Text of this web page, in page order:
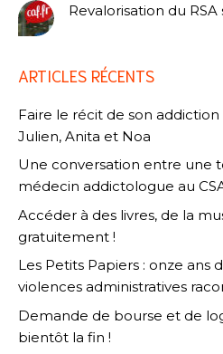
Revalorisation du RSA
ARTICLES RÉCENTS
Faire le récit de son addiction
Julien, Anita et Noa
Une conversation entre une
médecin addictologue au
Accéder à des livres, de la
gratuitement !
Les Petits Papiers : onze ans
violences administratives
Demande de bourse et de
bientôt la fin !